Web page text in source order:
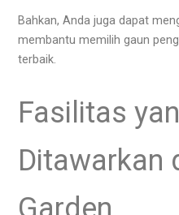
Bahkan, Anda juga dapat
membantu memilih gaun
terbaik.
Fasilitas
Ditawarkan